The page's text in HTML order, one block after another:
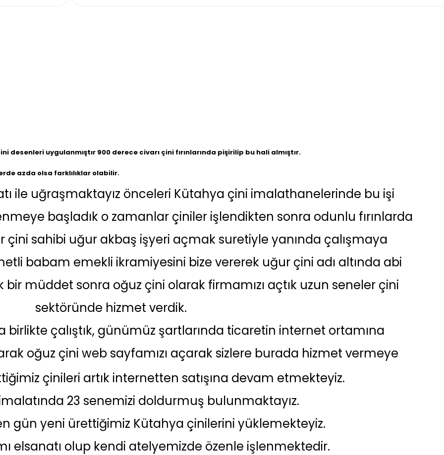
desenleri uygulanmıştır 900 derece civarı çini fırınlarında pişirilip bu hali almıştır.
azda olsa farklılıklar olabilir.
ile uğraşmaktayız önceleri Kütahya çini imalathanelerinde bu işi
başladık o zamanlar çiniler işlendikten sonra odunlu fırınlarda
çini sahibi uğur akbaş işyeri açmak suretiyle yanında çalışmaya
babam emekli ikramiyesini bize vererek uğur çini adı altında abi
bir müddet sonra oğuz çini olarak firmamızı açtık uzun seneler çini
sektöründe hizmet verdik.
birlikte çalıştık, günümüz şartlarında ticaretin internet ortamına
oğuz çini web sayfamızı açarak sizlere burada hizmet vermeye
çinileri artık internetten satışına devam etmekteyiz.
23 senemizi doldurmuş bulunmaktayız.
gün yeni ürettiğimiz Kütahya çinilerini yüklemekteyiz.
elsanatı olup kendi atelyemizde özenle işlenmektedir.